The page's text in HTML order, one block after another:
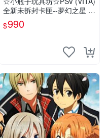
全新未拆封卡匣--夢幻之星 N
OVA (亞版日文版)
$990